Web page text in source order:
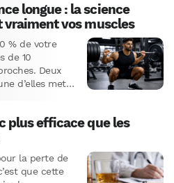
longue : la science
vos muscles
% de votre
de 10
Deux
d’elles met
plus efficace que les
la perte de
que cette